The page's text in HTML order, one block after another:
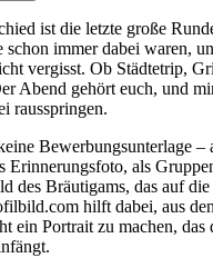
ist die letzte große
immer dabei waren,
vergisst. Ob Städtetrip,
Abend gehört euch, und
rausspringen.
Bewerbungsunterlage –
Erinnerungsfoto, als
des Bräutigams, das auf
hilft dabei, aus
ein Portrait zu machen, das